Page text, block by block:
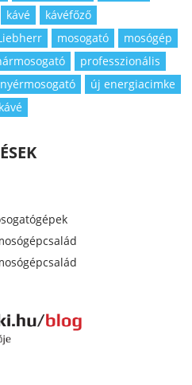
kávé
kávéfőző
mosogató
mosógép
professzionális
új energiacimke